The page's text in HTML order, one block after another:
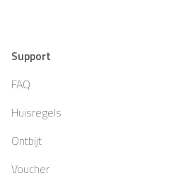
Support
FAQ
Huisregels
Ontbijt
Voucher